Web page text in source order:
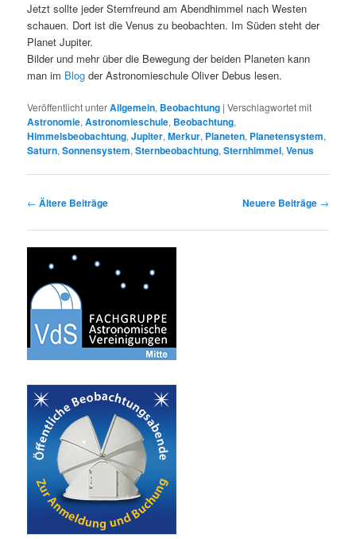
Jetzt sollte jeder Sternfreund am Abendhimmel nach Westen
schauen. Dort ist die Venus zu beobachten. Im Süden steht der
Planet Jupiter.
Bilder und mehr über die Bewegung der beiden Planeten kann
man im Blog der Astronomieschule Oliver Debus lesen.
Veröffentlicht unterAllgemein, Beobachtung |Verschlagwortet mit
Astronomie,Astronomieschule, Beobachtung,
Himmelsbeobachtung,Jupiter,Merkur, Planeten, Planetensystem,
Saturn,Sonnensystem,Sternbeobachtung,Sternhimmel,Venus
Beitragsnavigation
← Ältere Beiträge Neuere Beiträge →